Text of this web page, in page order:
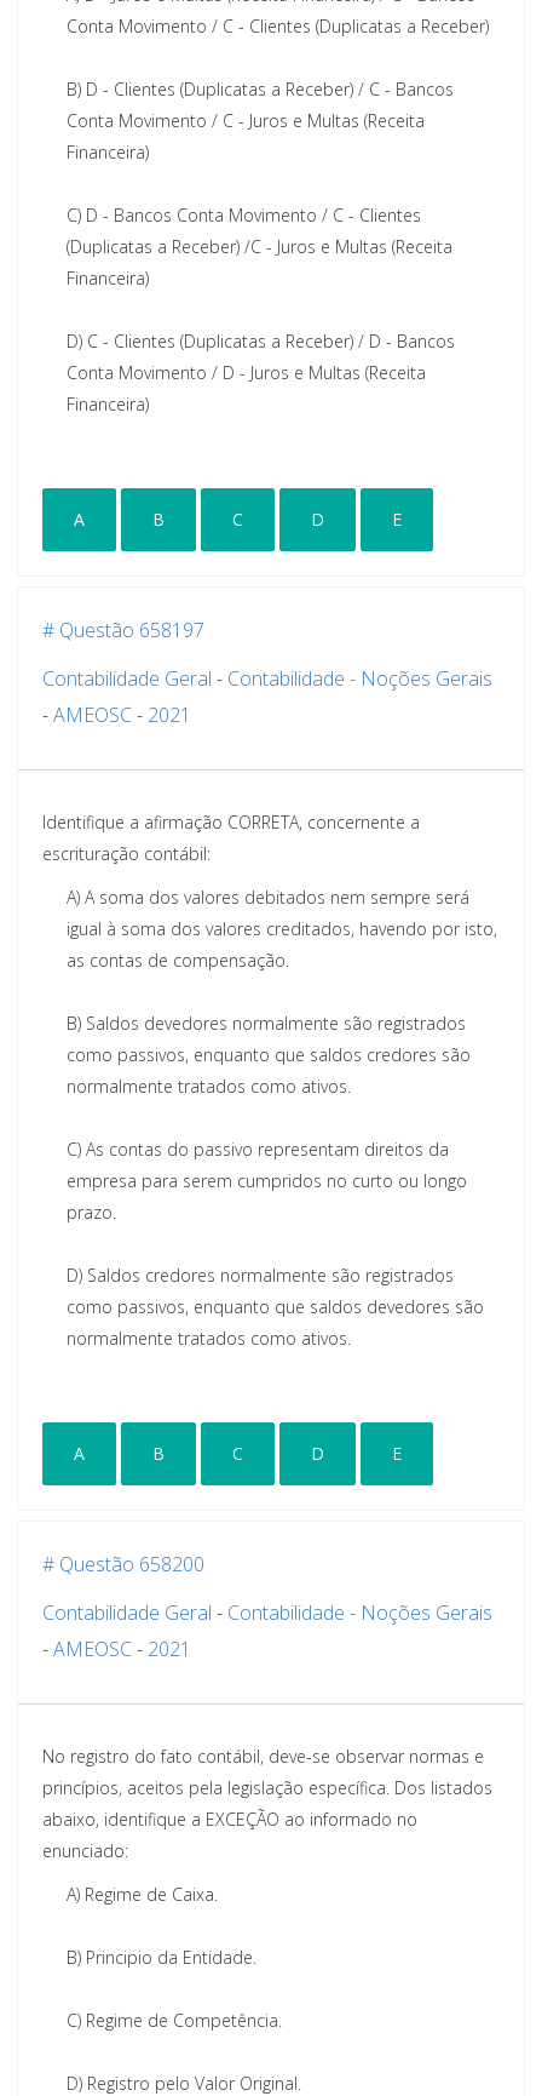
Conta Movimento / C - Clientes (Duplicatas a Receber)
B) D - Clientes (Duplicatas a Receber) / C - Bancos
Conta Movimento / C - Juros e Multas (Receita
Financeira)
C) D - Bancos Conta Movimento / C - Clientes
(Duplicatas a Receber) /C - Juros e Multas (Receita
Financeira)
D) C - Clientes (Duplicatas a Receber) / D - Bancos
Conta Movimento / D - Juros e Multas (Receita
Financeira)
A B C D E
# Questão 658197
Contabilidade Geral - Contabilidade - Noções Gerais
-AMEOSC- 2021
Identifique a afirmação CORRETA, concernente a
escrituração contábil:
A) A soma dos valores debitados nem sempre será
igual à soma dos valores creditados, havendo por isto,
as contas de compensação.
B) Saldos devedores normalmente são registrados
como passivos, enquanto que saldos credores são
normalmente tratados como ativos.
C) As contas do passivo representam direitos da
empresa para serem cumpridos no curto ou longo
prazo.
D) Saldos credores normalmente são registrados
como passivos, enquanto que saldos devedores são
normalmente tratados como ativos.
A B C D E
# Questão 658200
Contabilidade Geral - Contabilidade - Noções Gerais
-AMEOSC- 2021
No registro do fato contábil, deve-se observar normas e
princípios, aceitos pela legislação específica. Dos listados
abaixo, identifique a EXCEÇÃO ao informado no
enunciado:
A) Regime de Caixa.
B) Principio da Entidade.
C) Regime de Competência.
D) Registro pelo Valor Original.